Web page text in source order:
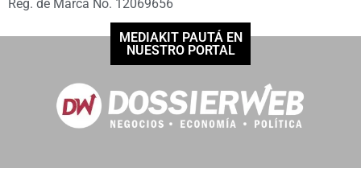
Reg. de Marca No. 12069656
MEDIAKIT PAUTÁ EN
NUESTRO PORTAL